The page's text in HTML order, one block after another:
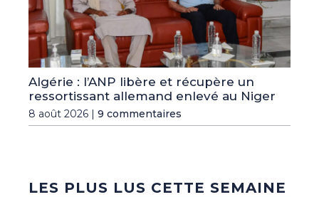
Algérie : l’ANP libère et récupère un
ressortissant allemand enlevé au Niger
8 août 2026 | 9 commentaires
LES PLUS LUS CETTE SEMAINE